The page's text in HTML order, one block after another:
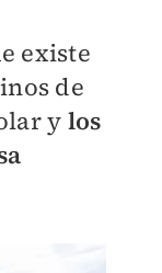
existe
de
y los